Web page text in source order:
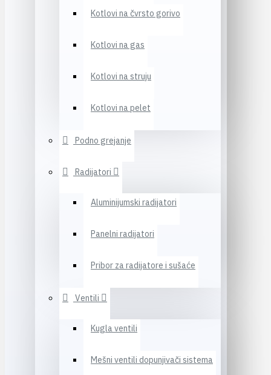
Kotlovi na čvrsto gorivo
Kotlovi na gas
Kotlovi na struju
Kotlovi na pelet
Podno grejanje
Radijatori
Aluminijumski radijatori
Panelni radijatori
Pribor za radijatore i sušaće
Ventili
Kugla ventili
Mešni ventili dopunjivači sistema